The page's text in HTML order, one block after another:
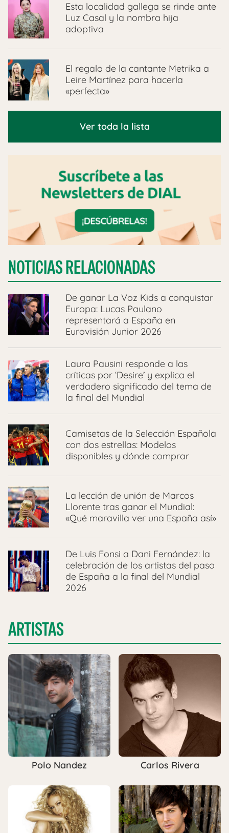
Esta localidad gallega se rinde ante
Luz Casal y la nombra hija
adoptiva
El regalo de la cantante Metrika a
Leire Martínez para hacerla
«perfecta»
Ver toda la lista
NOTICIAS RELACIONADAS
De ganar La Voz Kids a conquistar
Europa: Lucas Paulano
representará a España en
Eurovisión Junior 2026
Laura Pausini responde a las
críticas por ‘Desire’ y explica el
verdadero significado del tema de
la final del Mundial
Camisetas de la Selección Española
con dos estrellas: Modelos
disponibles y dónde comprar
La lección de unión de Marcos
Llorente tras ganar el Mundial:
«Qué maravilla ver una España así»
De Luis Fonsi a Dani Fernández: la
celebración de los artistas del paso
de España a la final del Mundial
2026
ARTISTAS
Polo Nandez Carlos Rivera